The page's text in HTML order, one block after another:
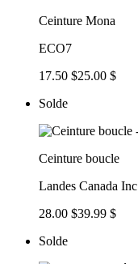
Ceinture Mona
ECO7
17.50 $25.00 $
Solde
Ceinture boucle
Landes Canada Inc
28.00 $39.99 $
Solde